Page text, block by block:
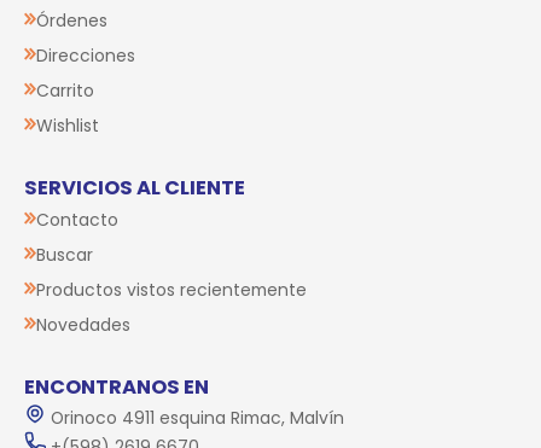
Órdenes
Direcciones
Carrito
Wishlist
SERVICIOS AL CLIENTE
Contacto
Buscar
Productos vistos recientemente
Novedades
ENCONTRANOS EN
Orinoco 4911 esquina Rimac, Malvín